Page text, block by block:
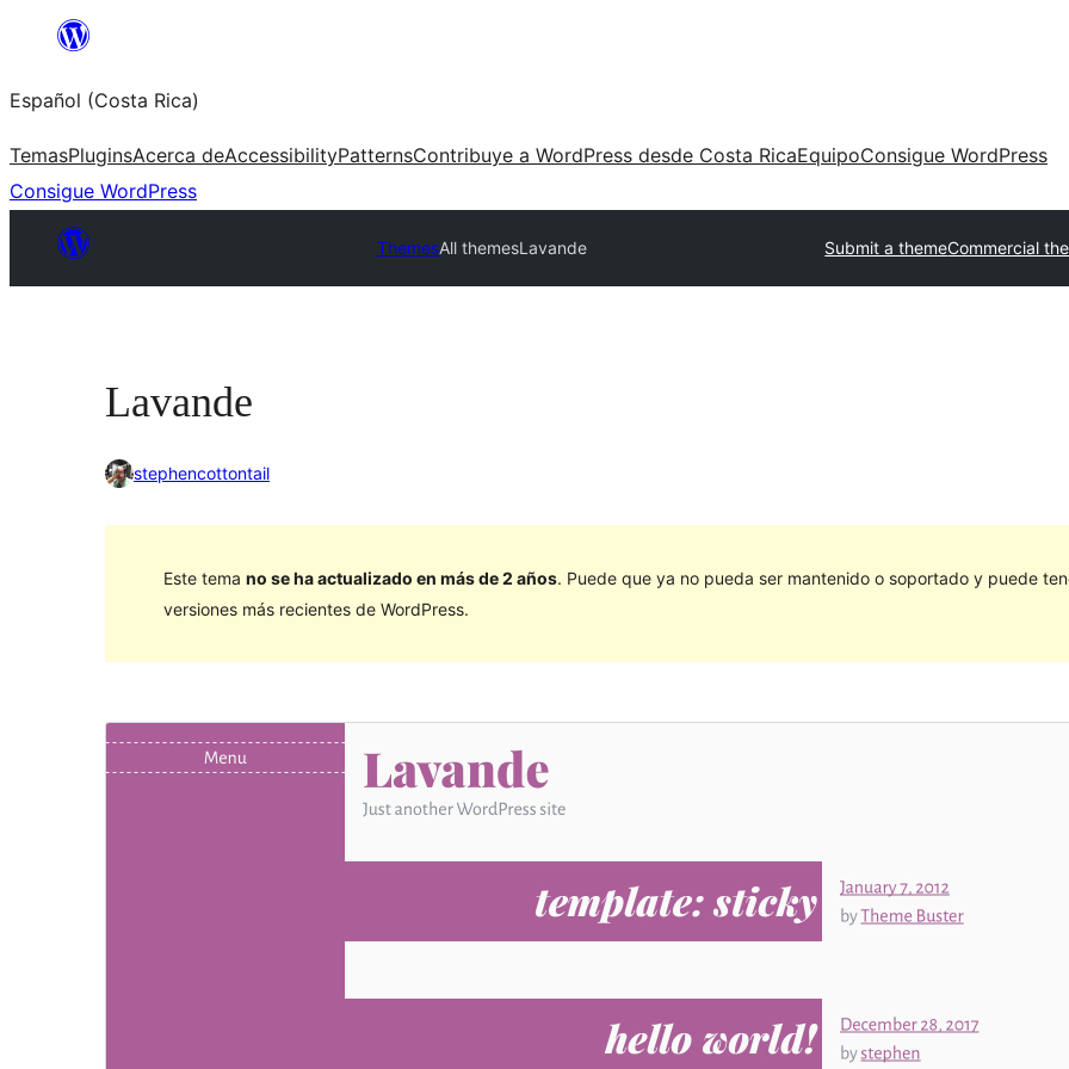
Saltar
contenido
Español (Costa Rica)
TemasPluginsAcerca deAccessibilityPatternsContribuye a WordPress desde Costa RicaEquipoConsigue WordPress
Consigue WordPress
ThemesAll themesLavande Submit a themeCommercial
Lavande
stephencottontail
Este tema no se ha actualizado en más de 2 años. Puede que ya no pueda ser mantenido o soportado y puede
versiones más recientes de WordPress.